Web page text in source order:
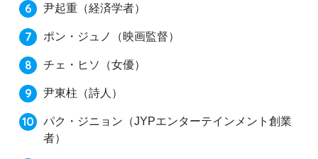
尹起重（経済学者）
ポン・ジュノ（映画監督）
チェ・ヒソ（女優）
尹東柱（詩人）
パク・ジニョン（JYPエンターテインメント創業
者）